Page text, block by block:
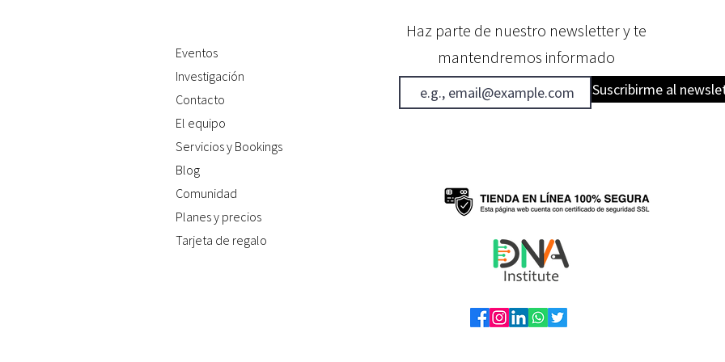
Eventos
Investigación
Contacto
El equipo
Servicios y Bookings
Blog
Comunidad
Planes y precios
Tarjeta de regalo
Haz parte de nuestro newsletter y te
mantendremos informado
Suscribirme al